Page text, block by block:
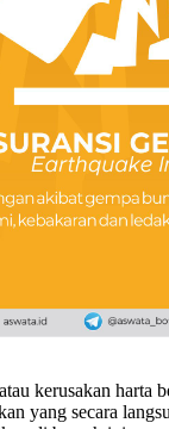
kerusakan harta
yang secara